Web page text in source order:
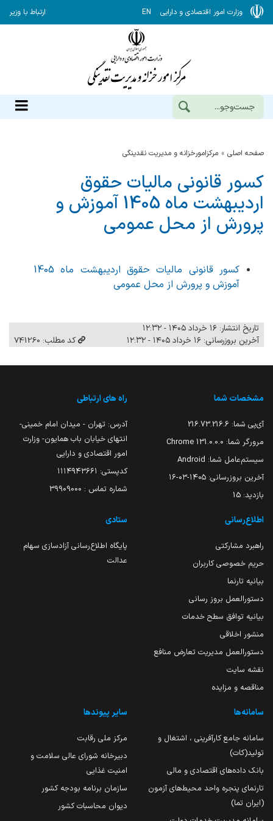
وزارت امور اقتصادی و دارایی EN ارتباط با وزیر
صفحه اصلی مرکزامورخزانه و مدیریت نقدینگی
کسور قانونی مالیات حقوق
اردیبهشت ماه 1405 آموزش و
پرورش از محل عمومی
کسور قانونی مالیات حقوق اردیبهشت ماه 1405
آموزش و پرورش از محل عمومی
تاریخ انتشار: ۱۶ خرداد ۱۴۰۵ - ۱۲:۳۲
آخرین بروزرسانی: ۱۶ خرداد ۱۴۰۵ - ۱۲:۳۲
کد مطلب: 741260
مشخصات شما
آی‌پی شما: 216.73.216.6
مرورگر شما: 131.0.0.0 Chrome
سیستم‌عامل شما: Android
آخرین بروزرسانی: ۱۴۰۵-۰۳-۱۶
بازدید: 15
راه های ارتباطی
آدرس: تهران - میدان امام خمینی-
انتهای خیابان باب همایون- وزارت
امور اقتصادی و دارایی
کدپستی: ۱۱۱۴۹۴۳۶۶۱
شماره تماس : 39909000
اطلاع‌رسانی
راهبرد مشارکتی
حریم خصوصی کاربران
بیانیه تارنما
دستورالعمل بروز رسانی
بیانیه توافق سطح خدمات
منشور اخلاقی
دستورالعمل مدیریت تعارض منافع
نقشه سایت
مناقصه و مزایده
ستادی
پایگاه اطلاع‌رسانی آزادسازی سهام
عدالت
سامانه‌ها
سامانه جامع کارآفرینی ، اشتغال و
تولید(کات)
بانک داده‌های اقتصادی و مالی
تارنمای پنجره واحد محیط‌های آزمون
(ایران تما)
سایر پیوندها
مرکز ملی رقابت
دبیرخانه شورای عالی سلامت و
امنیت غذایی
سازمان برنامه بودجه کشور
دیوان محاسبات کشور